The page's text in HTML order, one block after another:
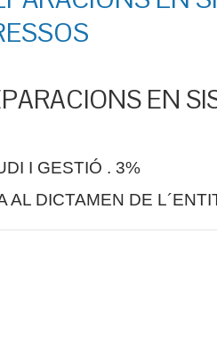
EN
I GESTIÓ . 3%
AL DICTAMEN DE